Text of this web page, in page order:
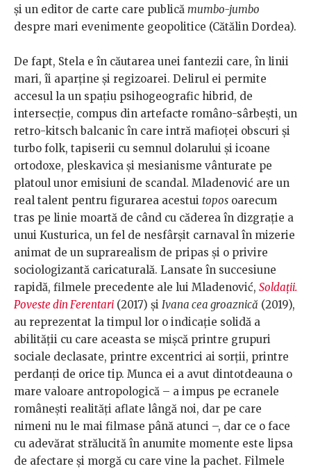
și un editor de carte care publică mumbo-jumbo
despre mari evenimente geopolitice (Cătălin Dordea).
De fapt, Stela e în căutarea unei fantezii care, în linii
mari, îi aparține și regizoarei. Delirul ei permite
accesul la un spațiu psihogeografic hibrid, de
intersecție, compus din artefacte româno-sârbești, un
retro-kitsch balcanic în care intră mafioței obscuri și
turbo folk, tapiserii cu semnul dolarului și icoane
ortodoxe, pleskavica și mesianisme vânturate pe
platoul unor emisiuni de scandal. Mladenović are un
real talent pentru figurarea acestui topos oarecum
tras pe linie moartă de când cu căderea în dizgrație a
unui Kusturica, un fel de nesfârșit carnaval în mizerie
animat de un suprarealism de pripas și o privire
sociologizantă caricaturală. Lansate în succesiune
rapidă, filmele precedente ale lui Mladenović, Soldații.
Poveste din Ferentari (2017) și Ivana cea groaznică (2019),
au reprezentat la timpul lor o indicație solidă a
abilității cu care aceasta se mișcă printre grupuri
sociale declasate, printre excentrici ai sorții, printre
perdanți de orice tip. Munca ei a avut dintotdeauna o
mare valoare antropologică – a impus pe ecranele
românești realități aflate lângă noi, dar pe care
nimeni nu le mai filmase până atunci –, dar ce o face
cu adevărat strălucită în anumite momente este lipsa
de afectare și morgă cu care vine la pachet. Filmele